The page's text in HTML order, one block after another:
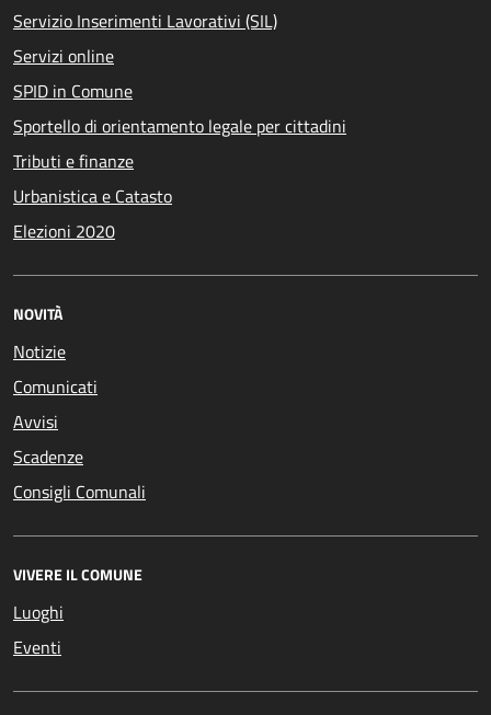
Servizio Inserimenti Lavorativi (SIL)
Servizi online
SPID in Comune
Sportello di orientamento legale per cittadini
Tributi e finanze
Urbanistica e Catasto
Elezioni 2020
NOVITÀ
Notizie
Comunicati
Avvisi
Scadenze
Consigli Comunali
VIVERE IL COMUNE
Luoghi
Eventi